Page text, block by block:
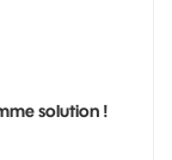
solution !